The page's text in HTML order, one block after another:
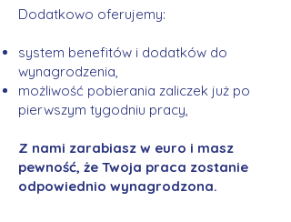
Dodatkowo oferujemy:
system benefitów i dodatków do
wynagrodzenia,
możliwość pobierania zaliczek już po
pierwszym tygodniu pracy,
Z nami zarabiasz w euro i masz
pewność, że Twoja praca zostanie
odpowiednio wynagrodzona.